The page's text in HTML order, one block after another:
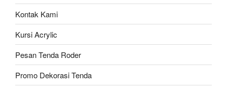
Kontak Kami
Kursi Acrylic
Pesan Tenda Roder
Promo Dekorasi Tenda